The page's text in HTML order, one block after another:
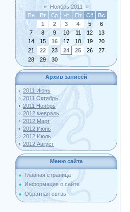
« Ноябрь 2011
»
Пн
Вт Ср Чт Пт Сб
Вс
1
2 3 4 5
6
7
8 9 10 11 12
13
14
15 16 17 18 19
20
21
22 23 24 25 26
27
28
29 30
Архив записей
2011 Июнь
2011 Октябрь
2011 Ноябрь
2012 Февраль
2012 Март
2012 Июнь
2012 Июль
2012 Август
Меню сайта
Главная страница
Информация о сайте
Обратная связь